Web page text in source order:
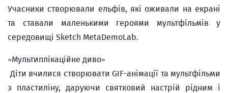
Учасники створювали ельфів, які оживали на екрані
та ставали маленькими героями мультфільмів у
середовищі Sketch MetaDemoLab.
«Мультиплікаційне диво»
Діти вчилися створювати GIF-анімації та мультфільми
з пластиліну, даруючи святковий настрій рідним і